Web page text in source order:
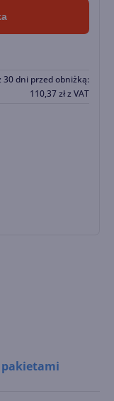
30 dni przed obniżką:
110,37złz VAT